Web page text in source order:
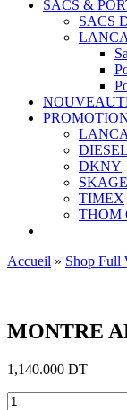
SACS &
SACS
DIESEL
DKNY
TIMEX
THOM
Accueil » Shop Full
MONTRE
1,140.000 DT
quantité